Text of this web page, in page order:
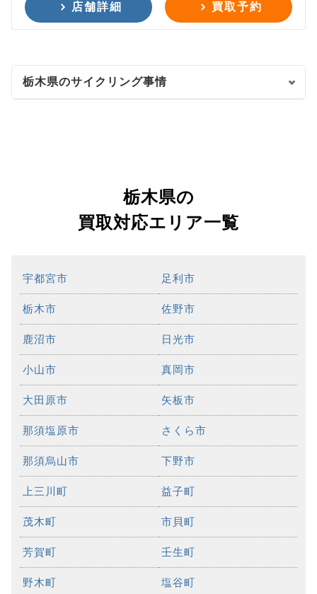
店舗詳細 買取予約
栃木県のサイクリング事情
栃木県の
買取対応エリア一覧
宇都宮市 足利市
栃木市 佐野市
鹿沼市 日光市
小山市 真岡市
大田原市 矢板市
那須塩原市 さくら市
那須烏山市 下野市
上三川町 益子町
茂木町 市貝町
芳賀町 壬生町
野木町 塩谷町